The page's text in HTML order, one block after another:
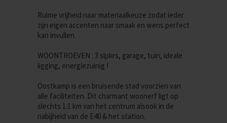
Ruime vrijheid naar materiaalkeuze zodat ieder
zijn eigen accenten naar smaak en wens perfect
kan invullen.
WOONTROEVEN : 3 slpkrs, garage, tuin, ideale
ligging, energiezuinig !
Oostkamp is een bruisende stad voorzien van
alle faciliteiten. Dit charmant woonerf ligt op
slechts 1.1 km van het centrum alsook in de
nabijheid van de E40 & het station.